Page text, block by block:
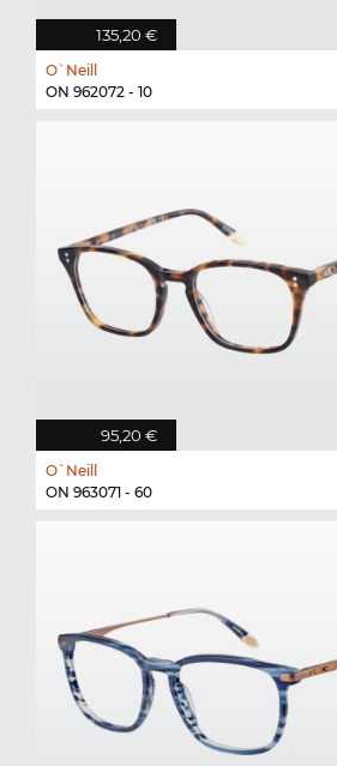
135,20 €
O`Neill
ON 962072 - 10
95,20 €
O`Neill
ON 963071 - 60